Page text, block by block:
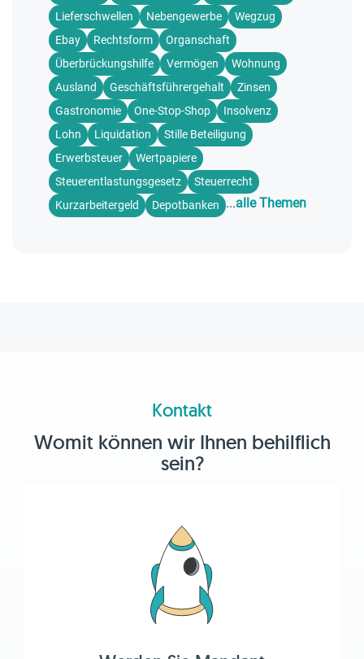
Lieferschwellen
Nebengewerbe
Wegzug
Ebay
Rechtsform
Organschaft
Überbrückungshilfe
Vermögen
Wohnung
Ausland
Geschäftsführergehalt
Zinsen
Gastronomie
One-Stop-Shop
Insolvenz
Lohn
Liquidation
Stille Beteiligung
Erwerbsteuer
Wertpapiere
Steuerentlastungsgesetz
Steuerrecht
Kurzarbeitergeld
Depotbanken ...alle Themen
Kontakt
Womit können wir Ihnen behilflich
sein?